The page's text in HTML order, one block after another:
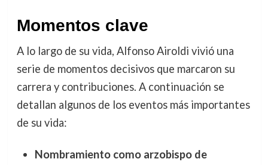
Momentos clave
A lo largo de su vida, Alfonso Airoldi vivió una
serie de momentos decisivos que marcaron su
carrera y contribuciones. A continuación se
detallan algunos de los eventos más importantes
de su vida:
Nombramiento como arzobispo de